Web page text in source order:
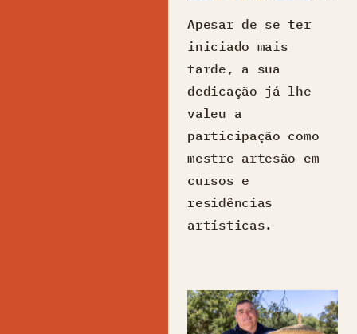
Apesar de se ter
iniciado mais
tarde, a sua
dedicação já lhe
valeu a
participação como
mestre artesão em
cursos e
residências
artísticas.